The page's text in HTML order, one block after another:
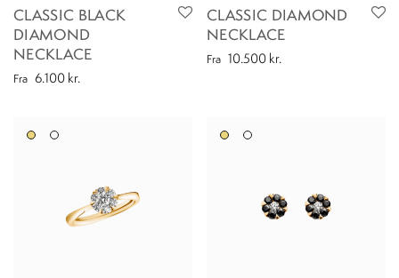
CLASSIC BLACK
DIAMOND
NECKLACE
Fra 6.100 kr.
CLASSIC DIAMOND
NECKLACE
Fra 10.500 kr.